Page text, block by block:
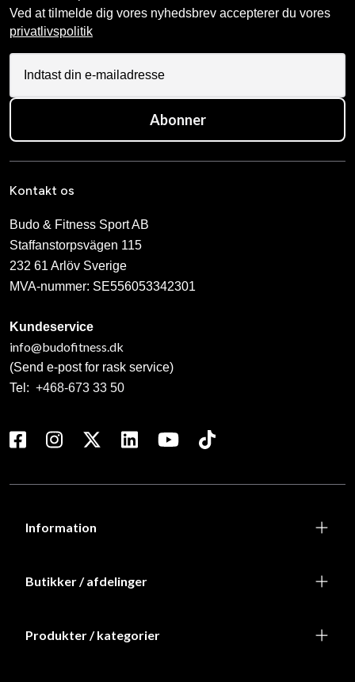
Ved at tilmelde dig vores nyhedsbrev accepterer du vores
privatlivspolitik
Abonner
Kontakt os
Budo & Fitness Sport AB
Staffanstorpsvägen 115
232 61 Arlöv Sverige
MVA-nummer: SE556053342301
Kundeservice
info@budofitness.dk
(Send e-post for rask service)
Tel: +468-673 33 50
Information
Butikker / afdelinger
Produkter / kategorier